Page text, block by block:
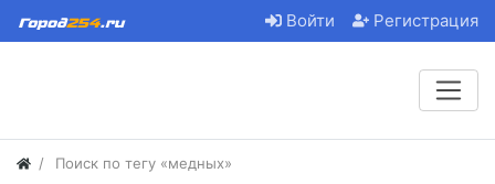
Войти Регистрация
Поиск по тегу «медных»